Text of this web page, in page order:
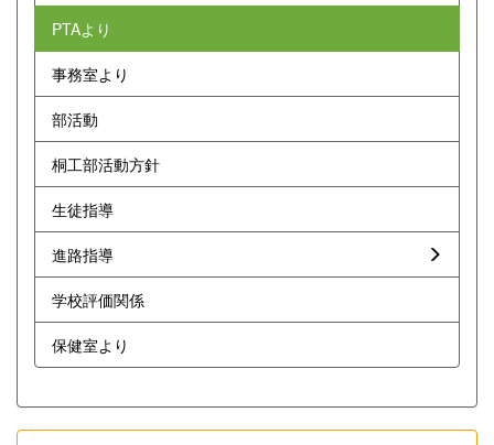
PTAより
事務室より
部活動
桐工部活動方針
生徒指導
進路指導
学校評価関係
保健室より